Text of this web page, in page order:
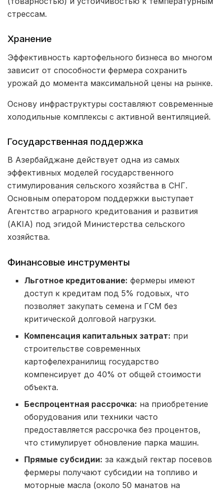
стрессам.
Хранение
Эффективность картофельного бизнеса во многом
зависит от способности фермера сохранить
урожай до момента максимальной цены на рынке.
Основу инфраструктуры составляют современные
холодильные комплексы с активной вентиляцией.
Государственная поддержка
В Азербайджане действует одна из самых
эффективных моделей государственного
стимулирования сельского хозяйства в СНГ.
Основным оператором поддержки выступает
Агентство аграрного кредитования и развития
(AKIA) под эгидой Министерства сельского
хозяйства.
Финансовые инструменты
Льготное кредитование: фермеры имеют
доступ к кредитам под 5% годовых, что
позволяет закупать семена и ГСМ без
критической долговой нагрузки.
Компенсация капитальных затрат: при
строительстве современных
картофелехранилищ государство
компенсирует до 40% от общей стоимости
объекта.
Беспроцентная рассрочка: на приобретение
оборудования или техники часто
предоставляется рассрочка без процентов,
что стимулирует обновление парка машин.
Прямые субсидии: за каждый гектар посевов
фермеры получают субсидии на топливо и
моторные масла (около 50 манатов на